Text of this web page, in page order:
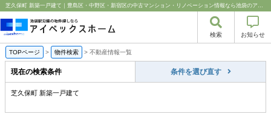
芝久保町 新築一戸建て｜豊島区・中野区・新宿区の中古マンション・リノベーション情報なら池袋のアイベックスホーム！
検索 お知らせ
TOPページ > 物件検索 > 不動産情報一覧
現在の検索条件 条件を選び直す
芝久保町 新築一戸建て